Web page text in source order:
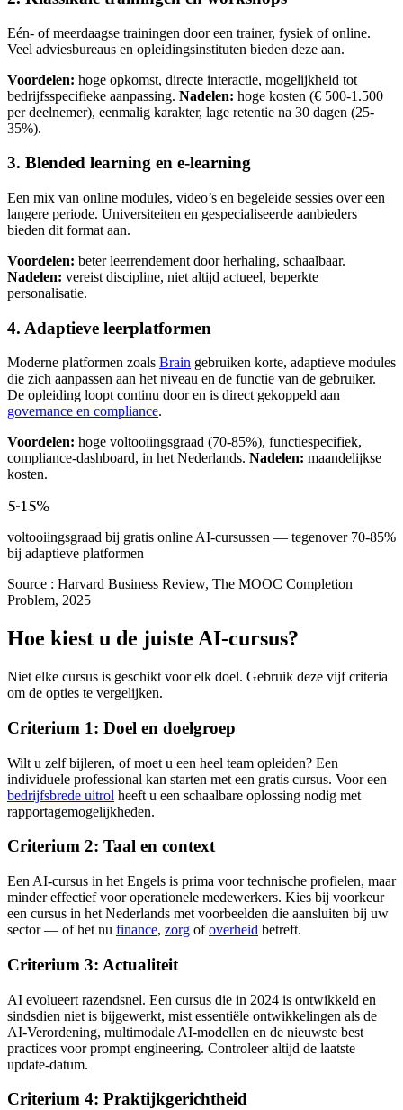
Eén- of meerdaagse trainingen door een trainer, fysiek of online.
Veel adviesbureaus en opleidingsinstituten bieden deze aan.
Voordelen: hoge opkomst, directe interactie, mogelijkheid tot
bedrijfsspecifieke aanpassing. Nadelen: hoge kosten (€ 500-1.500
per deelnemer), eenmalig karakter, lage retentie na 30 dagen (25-
35%).
3. Blended learning en e-learning
Een mix van online modules, video’s en begeleide sessies over een
langere periode. Universiteiten en gespecialiseerde aanbieders
bieden dit format aan.
Voordelen: beter leerrendement door herhaling, schaalbaar.
Nadelen: vereist discipline, niet altijd actueel, beperkte
personalisatie.
4. Adaptieve leerplatformen
Moderne platformen zoals Brain gebruiken korte, adaptieve modules
die zich aanpassen aan het niveau en de functie van de gebruiker.
De opleiding loopt continu door en is direct gekoppeld aan
governance en compliance.
Voordelen: hoge voltooiingsgraad (70-85%), functiespecifiek,
compliance-dashboard, in het Nederlands. Nadelen: maandelijkse
kosten.
5-15%
voltooiingsgraad bij gratis online AI-cursussen — tegenover 70-85%
bij adaptieve platformen
Source : Harvard Business Review, The MOOC Completion
Problem, 2025
Hoe kiest u de juiste AI-cursus?
Niet elke cursus is geschikt voor elk doel. Gebruik deze vijf criteria
om de opties te vergelijken.
Criterium 1: Doel en doelgroep
Wilt u zelf bijleren, of moet u een heel team opleiden? Een
individuele professional kan starten met een gratis cursus. Voor een
bedrijfsbrede uitrol heeft u een schaalbare oplossing nodig met
rapportagemogelijkheden.
Criterium 2: Taal en context
Een AI-cursus in het Engels is prima voor technische profielen, maar
minder effectief voor operationele medewerkers. Kies bij voorkeur
een cursus in het Nederlands met voorbeelden die aansluiten bij uw
sector — of het nu finance, zorg ofoverheid betreft.
Criterium 3: Actualiteit
AI evolueert razendsnel. Een cursus die in 2024 is ontwikkeld en
sindsdien niet is bijgewerkt, mist essentiële ontwikkelingen als de
AI-Verordening, multimodale AI-modellen en de nieuwste best
practices voor prompt engineering. Controleer altijd de laatste
update-datum.
Criterium 4: Praktijkgerichtheid